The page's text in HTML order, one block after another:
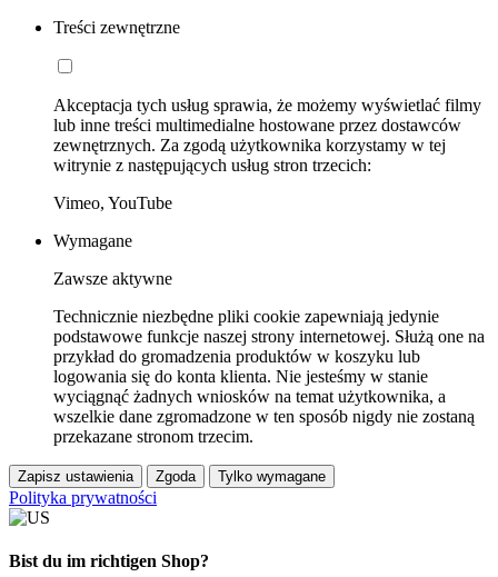
Treści zewnętrzne
Akceptacja tych usług sprawia, że możemy wyświetlać filmy
lub inne treści multimedialne hostowane przez dostawców
zewnętrznych. Za zgodą użytkownika korzystamy w tej
witrynie z następujących usług stron trzecich:
Vimeo, YouTube
Wymagane
Zawsze aktywne
Technicznie niezbędne pliki cookie zapewniają jedynie
podstawowe funkcje naszej strony internetowej. Służą one na
przykład do gromadzenia produktów w koszyku lub
logowania się do konta klienta. Nie jesteśmy w stanie
wyciągnąć żadnych wniosków na temat użytkownika, a
wszelkie dane zgromadzone w ten sposób nigdy nie zostaną
przekazane stronom trzecim.
Zapisz ustawienia Zgoda Tylko wymagane
Polityka prywatności
Bist du im richtigen Shop?